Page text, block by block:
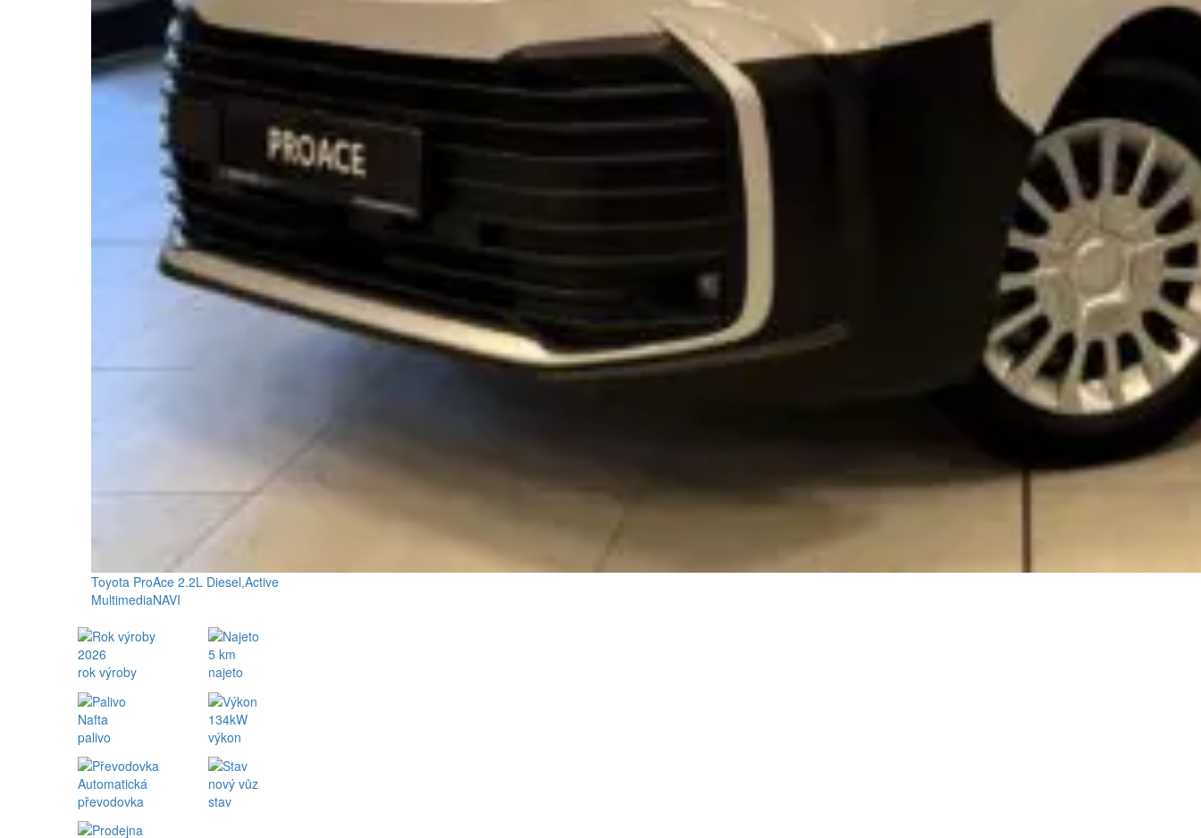
Toyota ProAce 2.2L Diesel,Active
MultimediaNAVI
2026
rok výroby
Nafta
palivo
Automatická
převodovka
5 km
najeto
134kW
výkon
nový vůz
stav